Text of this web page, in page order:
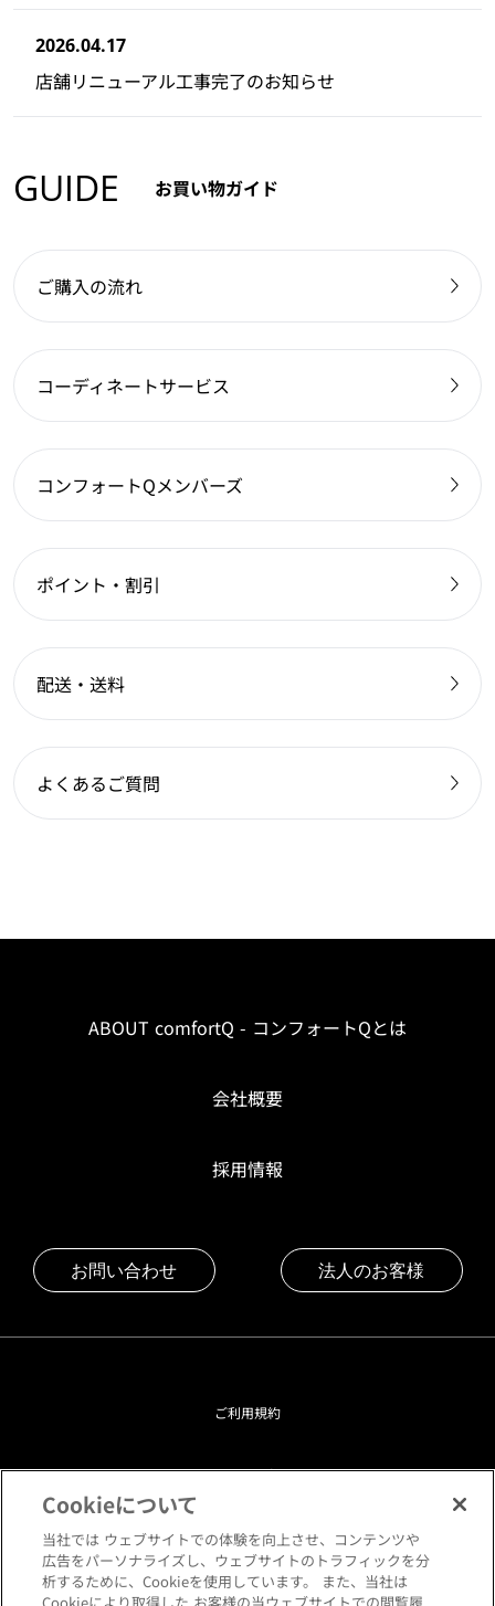
2026.04.17
店舗リニューアル工事完了のお知らせ
GUIDE お買い物ガイド
ご購入の流れ
コーディネートサービス
コンフォートQメンバーズ
ポイント・割引
配送・送料
よくあるご質問
ABOUT comfortQ - コンフォートQとは
会社概要
採用情報
お問い合わせ 法人のお客様
ご利用規約
プライバシーポリシー
クッキーポリシー
閲覧環境について
Cookieについて
当社では ウェブサイトでの体験を向上させ、コンテンツや
広告をパーソナライズし、ウェブサイトのトラフィックを分
析するために、Cookieを使用しています。 また、当社は